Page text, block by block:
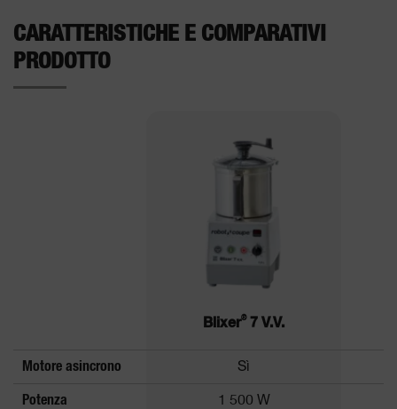
CARATTERISTICHE E COMPARATIVI
PRODOTTO
Blixer®7 V.V.
Motore asincrono Sì
Potenza 1 500 W